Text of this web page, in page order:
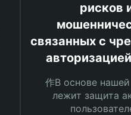
рисков
связанных с
作В основе
лежит защита